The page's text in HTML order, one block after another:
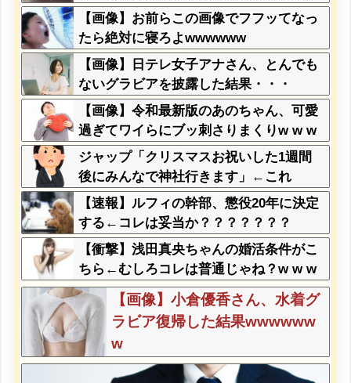
してしまう←正直、こう言うのでいいん
だよなw w w w w w w w
【画像】お前らこの画像でフフッてなっ
たら絶対に寝ろよwwwwww
【画像】日テレ女子アナさん、とんでも
ないグラビアを披露した結果・・・
【画像】令和最新版のあのちゃん、可愛
過ぎてワイらにブッ刺さりまくりw w w
w w w
ジャップ「クリスマスお祝いした1週間
後にみんなで神社行きます」←これ
【速報】ルフィの幹部、懲役20年に決定
する←コレは妥当か？？？？？？？
【衝撃】浅田真央ちゃんの婚活条件がこ
ちら←むしろコレは普通じゃね？w w w
w w w w w
【画像】小倉優香さん、水着グ
ラビア復帰した結果wwwwww
w